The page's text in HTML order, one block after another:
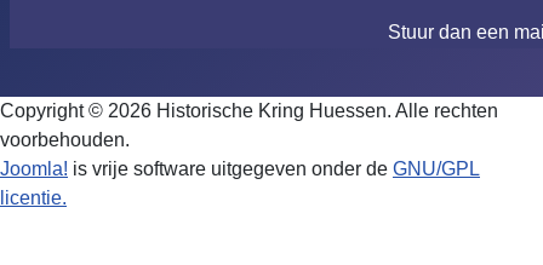
Stuur dan een
Copyright © 2026 Historische Kring Huessen. Alle rechten
voorbehouden.
Joomla! is vrije software uitgegeven onder de GNU/GPL
licentie.